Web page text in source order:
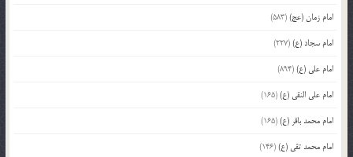
امام زمان (عج)(583)
امام سجاد (ع)(227)
امام علی (ع)(894)
امام علی النقی (ع)(165)
امام محمد باقر (ع)(165)
امام محمد تقی (ع)(146)